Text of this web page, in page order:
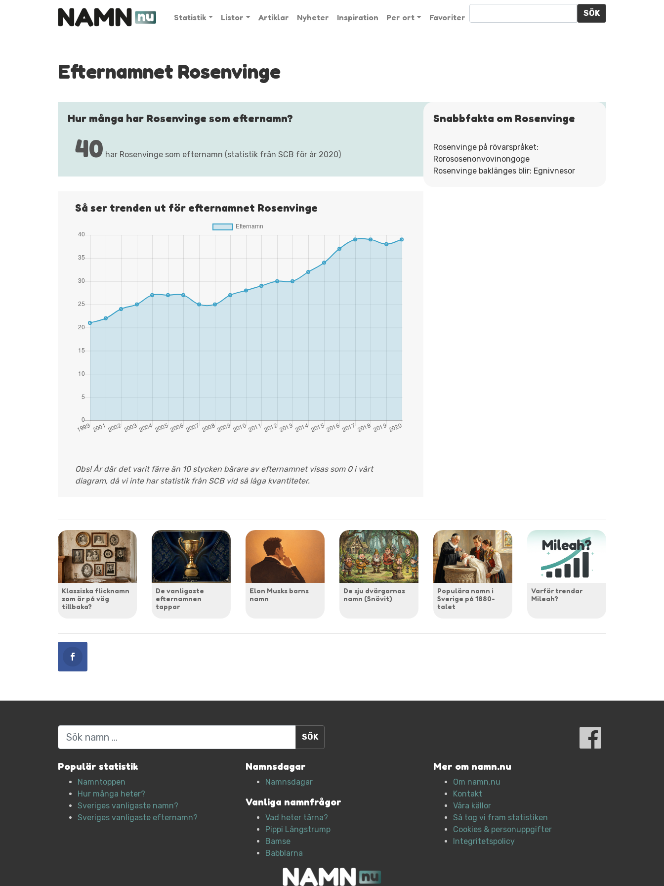
Statistik Listor Artiklar Nyheter Inspiration Per ort Favoriter SÖK
Efternamnet Rosenvinge
Snabbfakta om Rosenvinge
Rosenvinge på rövarspråket:
Rorososenonvovinongoge
Rosenvinge baklänges blir: Egnivnesor
Hur många har Rosenvinge som efternamn?
40 har Rosenvinge som efternamn (statistik från SCB för år 2020)
Så ser trenden ut för efternamnet Rosenvinge
Obs! År där det varit färre än 10 stycken bärare av efternamnet visas som 0 i vårt
diagram, då vi inte har statistik från SCB vid så låga kvantiteter.
Klassiska flicknamn
som är på väg
tillbaka?
De vanligaste
efternamnen
tappar
Elon Musks barns
namn
De sju dvärgarnas
namn (Snövit)
Populära namn i
Sverige på 1880-
talet
Varför trendar
Mileah?
Sök
Populär statistik
Namntoppen
Hur många heter?
Sveriges vanligaste namn?
Sveriges vanligaste efternamn?
Namnsdagar
Namnsdagar
Vanliga namnfrågor
Vad heter tårna?
Pippi Långstrump
Bamse
Babblarna
Mer om namn.nu
Om namn.nu
Kontakt
Våra källor
Så tog vi fram statistiken
Cookies & personuppgifter
Integritetspolicy